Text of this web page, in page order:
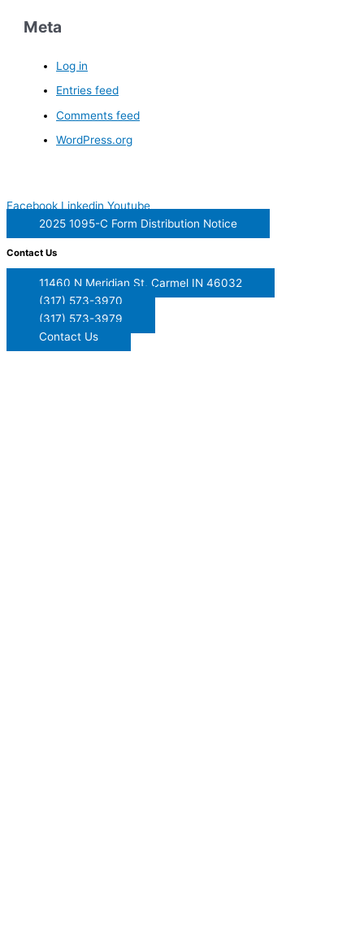
Meta
Log in
Entries feed
Comments feed
WordPress.org
Facebook Linkedin Youtube
2025 1095-C Form Distribution Notice
Contact Us
11460 N Meridian St, Carmel IN 46032
(317) 573-3970
(317) 573-3979
Contact Us